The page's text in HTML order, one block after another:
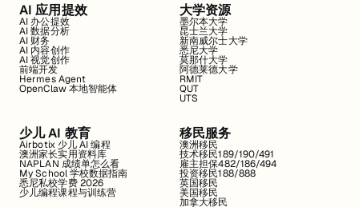
AI 应用提效
AI 办公提效
AI 数据分析
AI 财务
AI 内容创作
AI 视觉创作
前端开发
Hermes Agent
OpenClaw 本地智能体
大学资源
墨尔本大学
昆士兰大学
新南威尔士大学
悉尼大学
莫那什大学
阿德莱德大学
RMIT
QUT
UTS
少儿 AI 教育
Airbotix 少儿 AI 编程
澳洲家长实用资料库
NAPLAN 成绩单怎么看
My School 学校数据指南
悉尼私校学费 2026
少儿编程课程与训练营
移民服务
澳洲移民
技术移民189/190/491
雇主担保482/186/494
投资移民188/888
英国移民
美国移民
加拿大移民